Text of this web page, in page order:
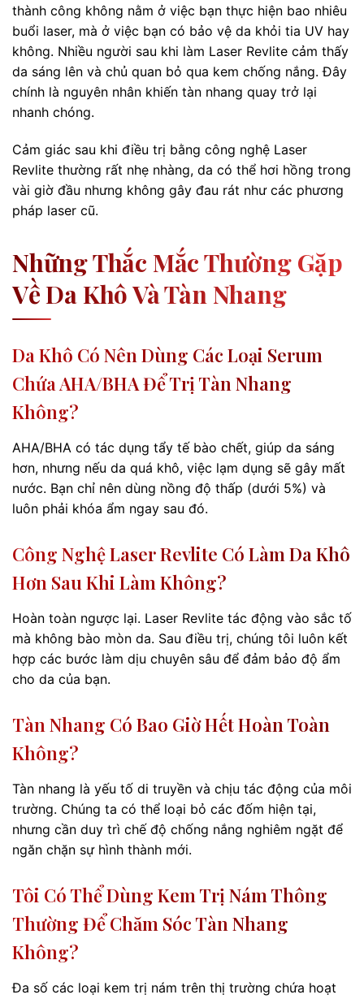
thành công không nằm ở việc bạn thực hiện bao nhiêu
buổi laser, mà ở việc bạn có bảo vệ da khỏi tia UV hay
không. Nhiều người sau khi làm Laser Revlite cảm thấy
da sáng lên và chủ quan bỏ qua kem chống nắng. Đây
chính là nguyên nhân khiến tàn nhang quay trở lại
nhanh chóng.
Cảm giác sau khi điều trị bằng công nghệ Laser
Revlite thường rất nhẹ nhàng, da có thể hơi hồng trong
vài giờ đầu nhưng không gây đau rát như các phương
pháp laser cũ.
Những Thắc Mắc Thường Gặp
Về Da Khô Và Tàn Nhang
Da Khô Có Nên Dùng Các Loại Serum
Chứa AHA/BHA Để Trị Tàn Nhang
Không?
AHA/BHA có tác dụng tẩy tế bào chết, giúp da sáng
hơn, nhưng nếu da quá khô, việc lạm dụng sẽ gây mất
nước. Bạn chỉ nên dùng nồng độ thấp (dưới 5%) và
luôn phải khóa ẩm ngay sau đó.
Công Nghệ Laser Revlite Có Làm Da Khô
Hơn Sau Khi Làm Không?
Hoàn toàn ngược lại. Laser Revlite tác động vào sắc tố
mà không bào mòn da. Sau điều trị, chúng tôi luôn kết
hợp các bước làm dịu chuyên sâu để đảm bảo độ ẩm
cho da của bạn.
Tàn Nhang Có Bao Giờ Hết Hoàn Toàn
Không?
Tàn nhang là yếu tố di truyền và chịu tác động của môi
trường. Chúng ta có thể loại bỏ các đốm hiện tại,
nhưng cần duy trì chế độ chống nắng nghiêm ngặt để
ngăn chặn sự hình thành mới.
Tôi Có Thể Dùng Kem Trị Nám Thông
Thường Để Chăm Sóc Tàn Nhang
Không?
Đa số các loại kem trị nám trên thị trường chứa hoạt